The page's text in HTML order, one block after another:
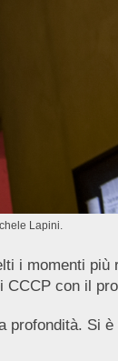
Lapini.
i momenti più
con il
profondità. Si